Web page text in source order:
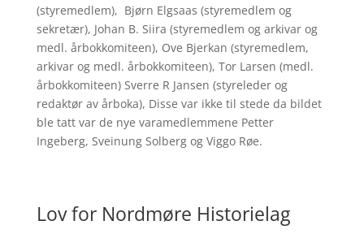
(styremedlem), Bjørn Elgsaas (styremedlem og
sekretær), Johan B. Siira (styremedlem og arkivar og
medl. årbokkomiteen), Ove Bjerkan (styremedlem,
arkivar og medl. årbokkomiteen), Tor Larsen (medl.
årbokkomiteen) Sverre R Jansen (styreleder og
redaktør av årboka), Disse var ikke til stede da bildet
ble tatt var de nye varamedlemmene Petter
Ingeberg, Sveinung Solberg og Viggo Røe.
Lov for Nordmøre Historielag